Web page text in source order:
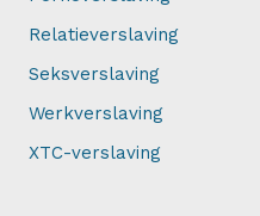
Relatieverslaving
Seksverslaving
Werkverslaving
XTC-verslaving